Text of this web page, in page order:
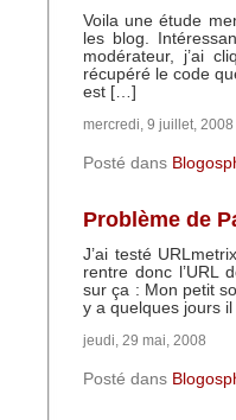
Voila une étude
les blog.
modérateur, j’ai
récupéré le code
est […]
mercredi, 9 juillet, 2008
Posté dans
Problème de
J’ai testé
rentre donc l’URL
sur ça : Mon petit
y a quelques jours
jeudi, 29 mai, 2008
Posté dans